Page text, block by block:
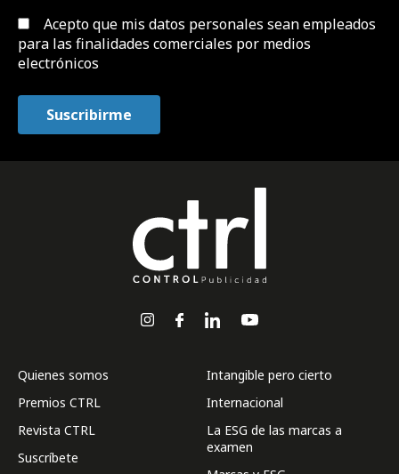
Acepto que mis datos personales sean empleados
para las finalidades comerciales por medios
electrónicos
Quienes somos
Premios CTRL
Revista CTRL
Suscríbete
Intangible pero cierto
Internacional
La ESG de las marcas a
examen